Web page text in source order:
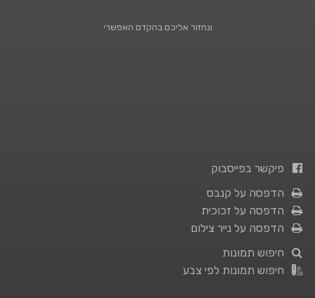
ונחזור אליכם בהקדם האפשרי
פיקשר בפייסבוק
הדפסה על קנבס
הדפסה על זכוכית
הדפסה על נייר צילום
חיפוש תמונות
חיפוש תמונות לפי צבע